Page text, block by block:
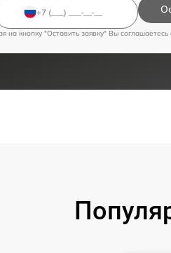
на кнопку "Оставить заявку" Вы соглашаетесь